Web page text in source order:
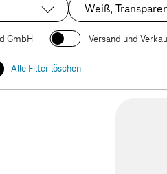
Ausgewählt:
Weiß,
GmbH Versand und
Alle Filter löschen